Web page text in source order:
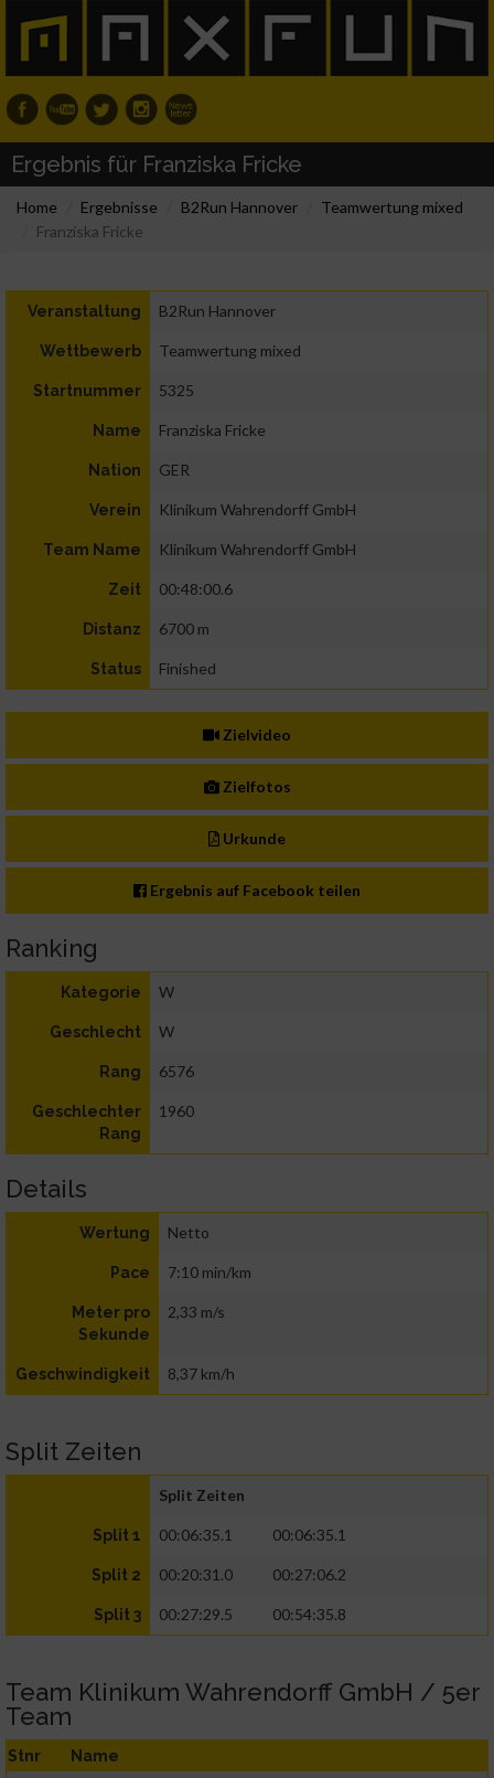
Ergebnis für Franziska Fricke
Home Ergebnisse B2Run Hannover
Teamwertung mixed
Franziska Fricke
Veranstaltung B2Run Hannover
Wettbewerb Teamwertung mixed
Startnummer 5325
Name Franziska Fricke
Nation GER
Verein Klinikum Wahrendorff GmbH
Team Name Klinikum Wahrendorff GmbH
Zeit 00:48:00.6
Distanz 6700 m
Status Finished
Zielvideo
Zielfotos
Urkunde
Ergebnis auf Facebook teilen
Ranking
Kategorie W
Geschlecht W
Rang 6576
Geschlechter
Rang
1960
Details
Wertung Netto
Pace 7:10 min/km
Meter pro
Sekunde
2,33 m/s
Geschwindigkeit 8,37 km/h
Split Zeiten
Split Zeiten
Split 1 00:06:35.1 00:06:35.1
Split 2 00:20:31.0 00:27:06.2
Split 3 00:27:29.5 00:54:35.8
Team Klinikum Wahrendorff GmbH / 5er
Team
Stnr Name